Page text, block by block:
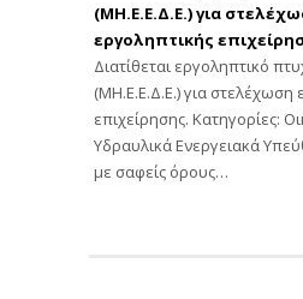
(ΜΗ.Ε.Ε.Δ.Ε.) για
εργοληπτικής
Διατίθεται εργοληπτικό
(ΜΗ.Ε.Ε.Δ.Ε.) για στελέχωση
επιχείρησης. Κατηγορίες:
Υδραυλικά Ενεργειακά
με σαφείς όρους…